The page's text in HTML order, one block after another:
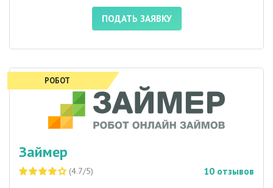
ПОДАТЬ ЗАЯВКУ
РОБОТ
Займер
(4.7/5) 10 отзывов